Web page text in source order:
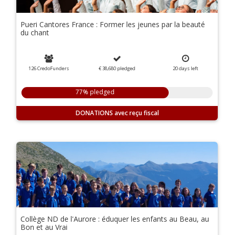
Pueri Cantores France : Former les jeunes par la beauté
du chant
126 CredoFunders € 38,680 pledged 20daysleft
77% pledged
DONATIONS
Collège ND de l'Aurore : éduquer les enfants au Beau, au
Bon et au Vrai